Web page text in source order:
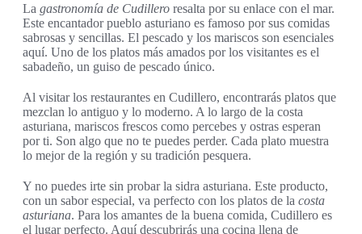
La gastronomía de Cudillero resalta por su enlace con el mar.
Este encantador pueblo asturiano es famoso por sus comidas
sabrosas y sencillas. El pescado y los mariscos son esenciales
aquí. Uno de los platos más amados por los visitantes es el
sabadeño, un guiso de pescado único.
Al visitar los restaurantes en Cudillero, encontrarás platos que
mezclan lo antiguo y lo moderno. A lo largo de la costa
asturiana, mariscos frescos como percebes y ostras esperan
por ti. Son algo que no te puedes perder. Cada plato muestra
lo mejor de la región y su tradición pesquera.
Y no puedes irte sin probar la sidra asturiana. Este producto,
con un sabor especial, va perfecto con los platos de la costa
asturiana. Para los amantes de la buena comida, Cudillero es
el lugar perfecto. Aquí descubrirás una cocina llena de